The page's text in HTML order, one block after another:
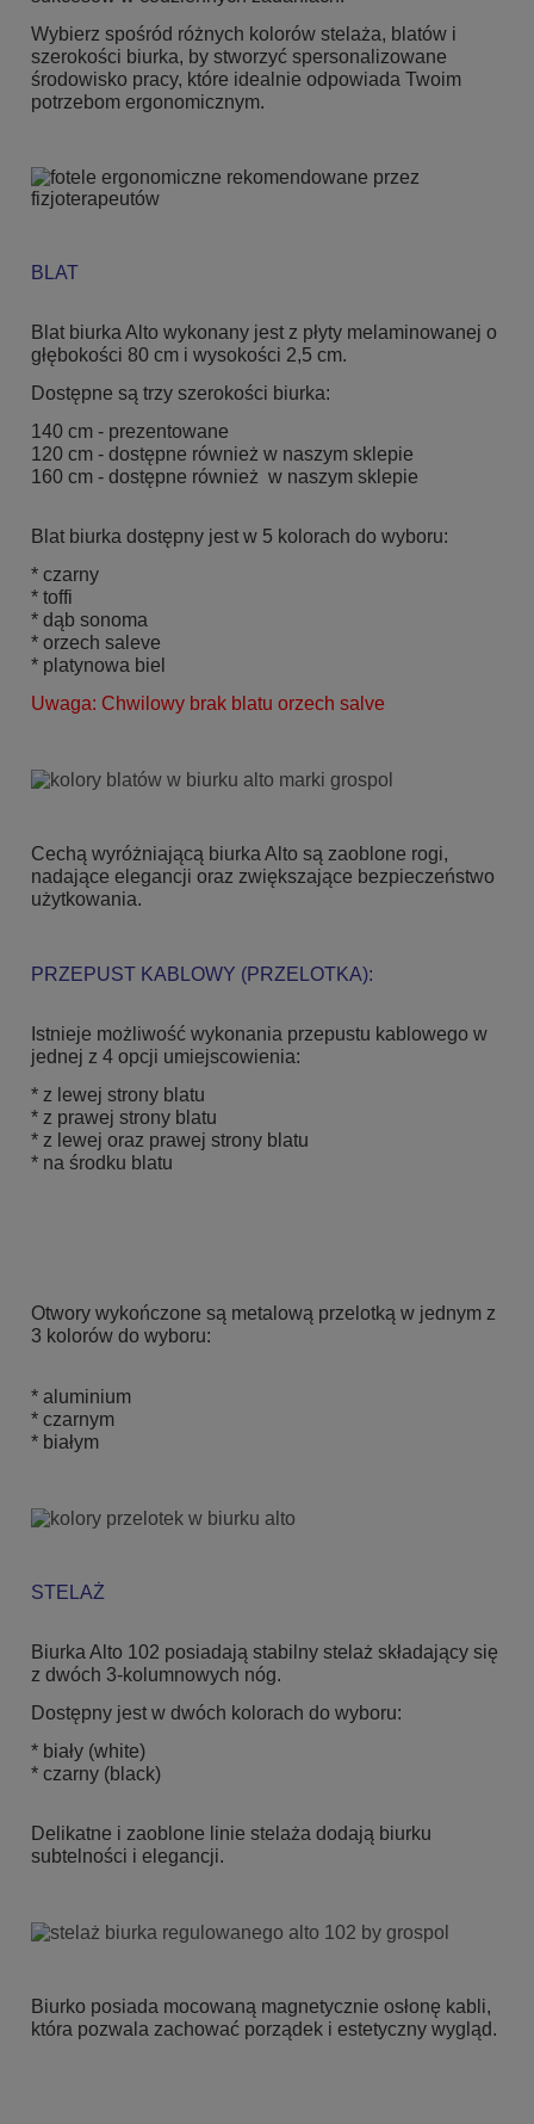
Wybierz spośród różnych kolorów stelaża, blatów i
szerokości biurka, by stworzyć spersonalizowane
środowisko pracy, które idealnie odpowiada Twoim
potrzebom ergonomicznym.
BLAT
Blat biurka Alto wykonany jest z płyty melaminowanej o
głębokości 80 cm i wysokości 2,5 cm.
Dostępne są trzy szerokości biurka:
140 cm - prezentowane
120 cm - dostępne również w naszym sklepie
160 cm - dostępne również w naszym sklepie
Blat biurka dostępny jest w 5 kolorach do wyboru:
* czarny
* toffi
* dąb sonoma
* orzech saleve
* platynowa biel
Uwaga: Chwilowy brak blatu orzech salve
Cechą wyróżniającą biurka Alto są zaoblone rogi,
nadające elegancji oraz zwiększające bezpieczeństwo
użytkowania.
PRZEPUST KABLOWY (PRZELOTKA):
Istnieje możliwość wykonania przepustu kablowego w
jednej z 4 opcji umiejscowienia:
* z lewej strony blatu
* z prawej strony blatu
* z lewej oraz prawej strony blatu
* na środku blatu
Otwory wykończone są metalową przelotką w jednym z
3 kolorów do wyboru:
* aluminium
* czarnym
* białym
STELAŻ
Biurka Alto 102 posiadają stabilny stelaż składający się
z dwóch 3-kolumnowych nóg.
Dostępny jest w dwóch kolorach do wyboru:
* biały (white)
* czarny (black)
Delikatne i zaoblone linie stelaża dodają biurku
subtelności i elegancji.
Biurko posiada mocowaną magnetycznie osłonę kabli,
która pozwala zachować porządek i estetyczny wygląd.